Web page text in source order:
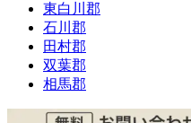
東白川郡
石川郡
田村郡
双葉郡
相馬郡